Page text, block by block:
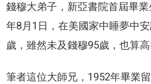
錢穆大弟子，新亞書院首屆畢
年8月1日，在美國家中睡夢中
歲，雖然未及錢穆95歲，也算高
筆者這位大師兄，1952年畢業